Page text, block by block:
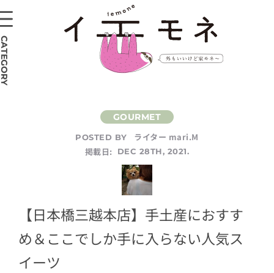
POSTED BY
ライター mari.M
掲載日:
DEC 28TH, 2021.
【日本橋三越本店】手土産におすす
め＆ここでしか手に入らない人気ス
イーツ